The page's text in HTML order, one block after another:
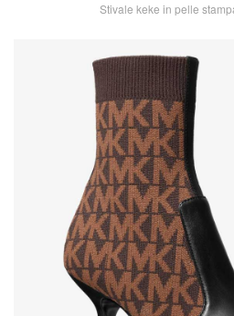
Stivale keke in pelle